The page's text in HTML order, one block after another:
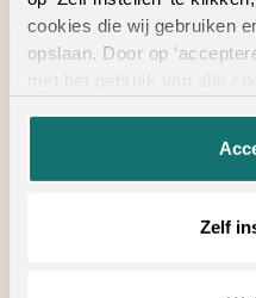
cookies die wij gebruiken
opslaan. Door op
Zelf